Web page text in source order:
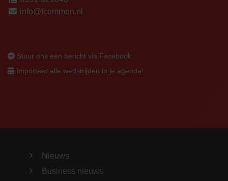
info@fcemmen.nl
Stuur ons een bericht via Facebook
Importeer alle wedstrijden in je agenda!
Nieuws
Business nieuws